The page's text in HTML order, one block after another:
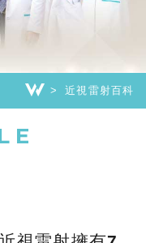
近視雷射百科